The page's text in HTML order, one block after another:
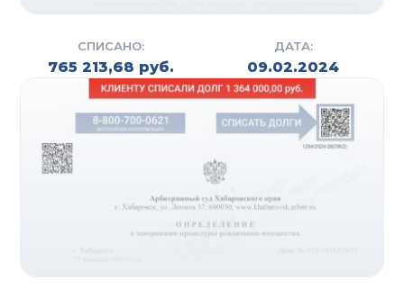
СПИСАНО:
765 213,68 руб.
ДАТА:
09.02.2024